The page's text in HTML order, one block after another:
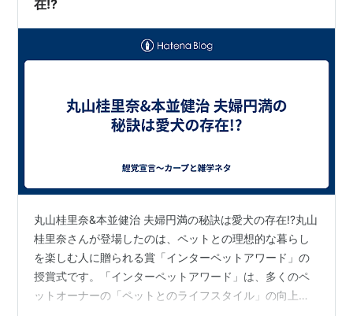
在!?
丸山桂里奈&本並健治 夫婦円満の秘訣は愛犬の存在!?丸山
桂里奈さんが登場したのは、ペットとの理想的な暮らし
を楽しむ人に贈られる賞「インターペットアワード」の
授賞式です。「インターペットアワード」は、多くのペ
ットオーナーの「ペットとのライフスタイル」の向上を